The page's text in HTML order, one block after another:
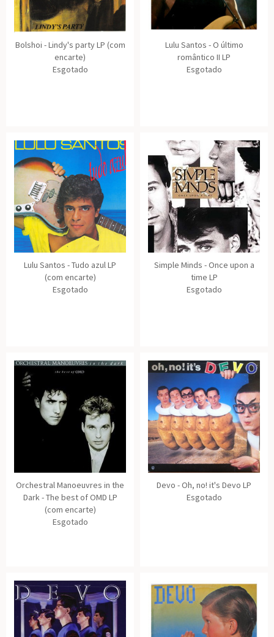
Bolshoi - Lindy's party LP (com
encarte)
Esgotado
Lulu Santos - O último
romântico II LP
Esgotado
Lulu Santos - Tudo azul LP
(com encarte)
Esgotado
Simple Minds - Once upon a
time LP
Esgotado
Orchestral Manoeuvres in the
Dark - The best of OMD LP
(com encarte)
Esgotado
Devo - Oh, no! it's Devo LP
Esgotado